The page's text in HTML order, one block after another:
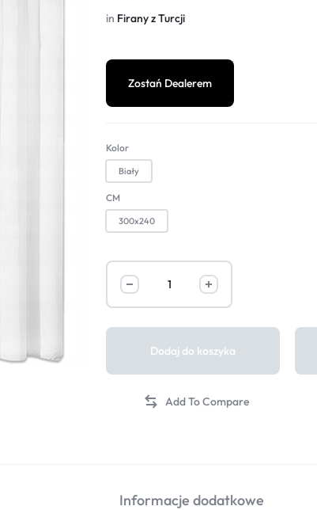
in Firany z Turcji
Zostań Dealerem
Kolor
Biały
CM
300x240
Dodaj do koszyka
Informacje dodatkowe